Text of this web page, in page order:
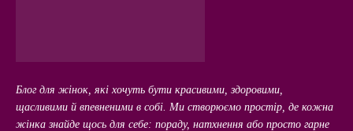
Блог для жінок, які хочуть бути красивими, здоровими,
щасливими й впевненими в собі. Ми створюємо простір, де кожна
жінка знайде щось для себе: пораду, натхнення або просто гарне